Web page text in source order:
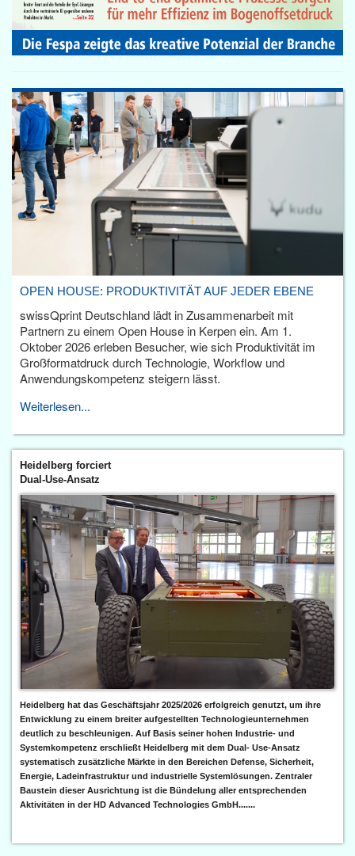
OPEN HOUSE: PRODUKTIVITÄT AUF JEDER EBENE
swissQprint Deutschland lädt in Zusammenarbeit mit
Partnern zu einem Open House in Kerpen ein. Am 1.
Oktober 2026 erleben Besucher, wie sich Produktivität im
Großformatdruck durch Technologie, Workflow und
Anwendungskompetenz steigern lässt.
Weiterlesen...
Heidelberg forciert
Dual-Use-Ansatz
Heidelberg hat das Geschäftsjahr 2025/2026 erfolgreich genutzt, um ihre
Entwicklung zu einem breiter aufgestellten Technologieunternehmen
deutlich zu beschleunigen. Auf Basis seiner hohen Industrie- und
Systemkompetenz erschließt Heidelberg mit dem Dual- Use-Ansatz
systematisch zusätzliche Märkte in den Bereichen Defense, Sicherheit,
Energie, Ladeinfrastruktur und industrielle Systemlösungen. Zentraler
Baustein dieser Ausrichtung ist die Bündelung aller entsprechenden
Aktivitäten in der HD Advanced Technologies GmbH.......